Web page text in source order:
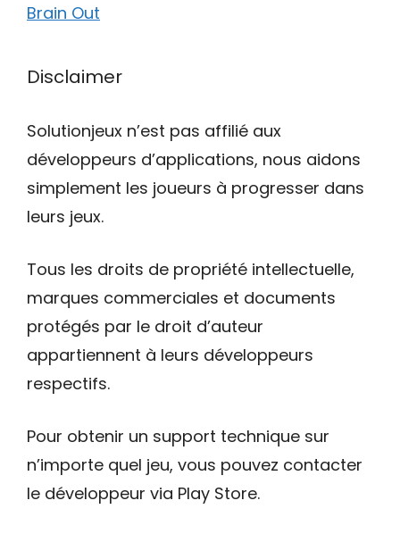
Brain Out
Disclaimer
Solutionjeux n’est pas affilié aux
développeurs d’applications, nous aidons
simplement les joueurs à progresser dans
leurs jeux.
Tous les droits de propriété intellectuelle,
marques commerciales et documents
protégés par le droit d’auteur
appartiennent à leurs développeurs
respectifs.
Pour obtenir un support technique sur
n’importe quel jeu, vous pouvez contacter
le développeur via Play Store.